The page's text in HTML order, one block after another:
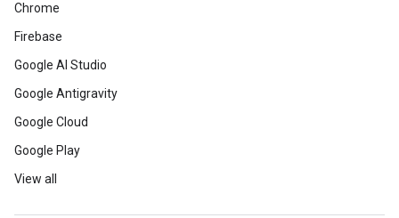
Chrome
Firebase
Google AI Studio
Google Antigravity
Google Cloud
Google Play
View all